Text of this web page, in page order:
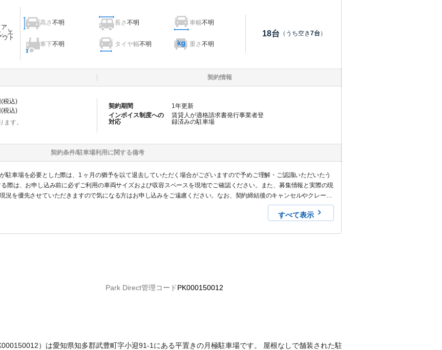
、
エ
ト
高さ不明 長さ不明 車幅不明
車下不明 タイヤ幅不明 重さ不明
18台 （うち空き7台）
契約情報
(税込)
(税込)
す。
契約期間 1年更新
インボイス制度への
対応
賃貸人が適格請求書発行事業者登
録済みの駐車場
契約条件/駐車場利用に関する備考
駐車場を必要とした際は、1 ヶ月の猶予を以て退去していただく場合がございますので予めご理解・ご認識いただいたう
際は、お申し込み前に必ずご利用の車両サイズおよび収容スペースを現地でご確認ください。また、募集情報と実際の現
況を優先させていただきますので気になる方はお申し込みをご遠慮ください。なお、契約締結後のキャンセルやクレーム
すべて表示
Park Direct管理コードPK000150012
）は愛知県知多郡武豊町字小迎91-1にある平置きの月極駐車場です。 屋根なしで舗装された駐